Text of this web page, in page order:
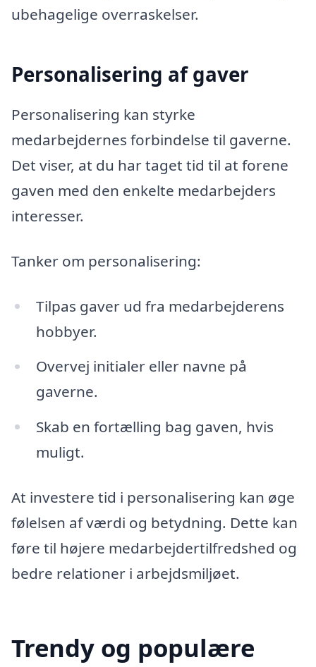
ubehagelige overraskelser.
Personalisering af gaver
Personalisering kan styrke
medarbejdernes forbindelse til gaverne.
Det viser, at du har taget tid til at forene
gaven med den enkelte medarbejders
interesser.
Tanker om personalisering:
Tilpas gaver ud fra medarbejderens
hobbyer.
Overvej initialer eller navne på
gaverne.
Skab en fortælling bag gaven, hvis
muligt.
At investere tid i personalisering kan øge
følelsen af værdi og betydning. Dette kan
føre til højere medarbejdertilfredshed og
bedre relationer i arbejdsmiljøet.
Trendy og populære